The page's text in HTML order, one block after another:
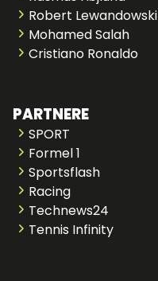
Robert Lewandowski
Mohamed Salah
Cristiano Ronaldo
PARTNERE
SPORT
Formel 1
Sportsflash
Racing
Technews24
Tennis Infinity